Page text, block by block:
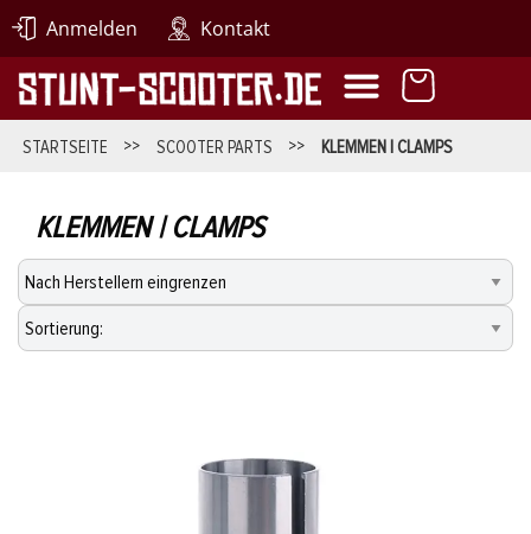
Anmelden Kontakt
STARTSEITE >> SCOOTER PARTS >> KLEMMEN | CLAMPS
KLEMMEN | CLAMPS